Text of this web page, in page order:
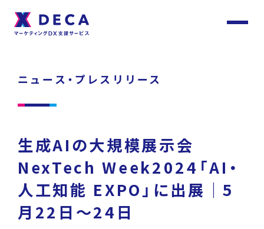
About
Services
サービス
サービストップ
Customer Stories
お客様事例
ニュース・プレスリリース
生成AIの大規模展示会
NexTech Week2024「AI・
人工知能 EXPO」に出展｜5
月22日〜24日